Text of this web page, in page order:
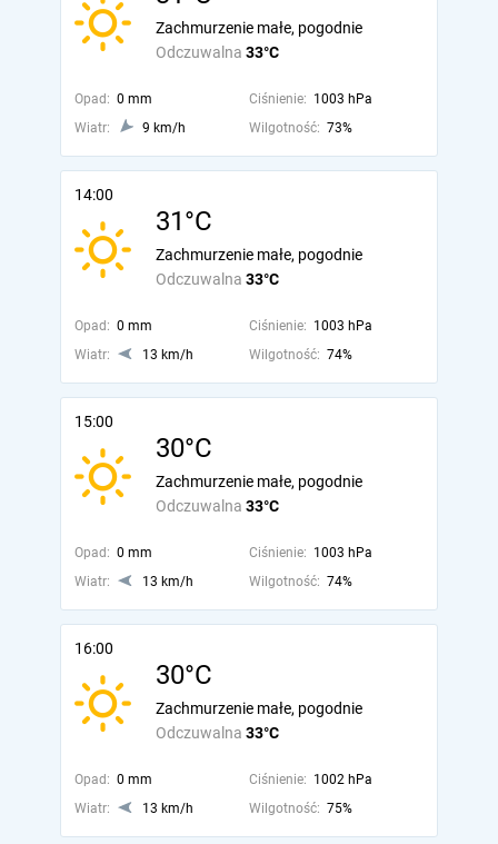
Odczuwalna 33°C
Zachmurzenie małe, pogodnie
Opad: 0 mm Ciśnienie: 1003 hPa
Wiatr:
9 km/h Wilgotność: 73%
14:00
31°C
Odczuwalna 33°C
Zachmurzenie małe, pogodnie
Opad: 0 mm Ciśnienie: 1003 hPa
Wiatr:
13 km/h Wilgotność: 74%
15:00
30°C
Odczuwalna 33°C
Zachmurzenie małe, pogodnie
Opad: 0 mm Ciśnienie: 1003 hPa
Wiatr:
13 km/h Wilgotność: 74%
16:00
30°C
Odczuwalna 33°C
Zachmurzenie małe, pogodnie
Opad: 0 mm Ciśnienie: 1002 hPa
Wiatr:
13 km/h Wilgotność: 75%